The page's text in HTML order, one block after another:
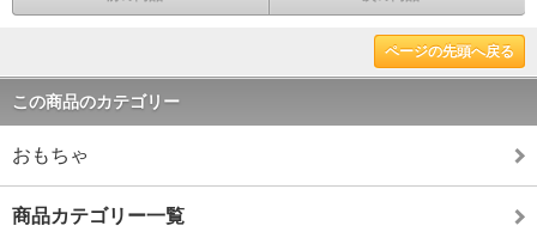
ページの先頭へ戻る
この商品のカテゴリー
おもちゃ
商品カテゴリー一覧